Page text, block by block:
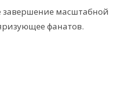
завершение масштабной
фанатов.